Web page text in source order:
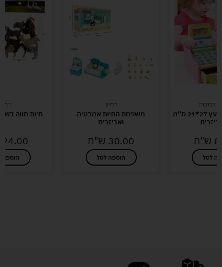
לבובות
קופה רושמת מעץ 27*21 ס"מ
ש"ח
לסל
דמיון
משפחת החיות אמבטיה
ואביזרים
30.00 ש"ח
הוספה לסל
חיות חווה בשקית 7
24.00
הוספה